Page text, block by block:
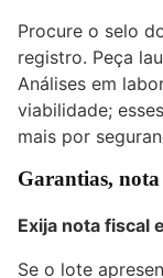
Procure o selo
registro. Peça
Análises em
viabilidade;
mais por
Garantias,
Exija nota fiscal
Se o lote